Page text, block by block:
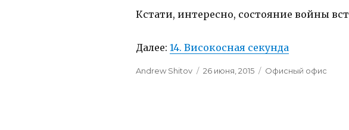
Кстати, интересно, состояние войны
Далее:14. Високосная секунда
Author
Andrew Shitov
Posted
26 июня, 2015 Categories
Офисный офис